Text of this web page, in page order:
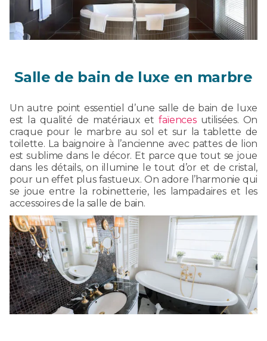
Salle de bain de luxe en marbre
Un autre point essentiel d’une salle de bain de luxe
est la qualité de matériaux et faïencesutilisées. On
craque pour le marbre au sol et sur la tablette de
toilette. La baignoire à l’ancienne avec pattes de lion
est sublime dans le décor. Et parce que tout se joue
dans les détails, on illumine le tout d’or et de cristal,
pour un effet plus fastueux. On adore l’harmonie qui
se joue entre la robinetterie, les lampadaires et les
accessoires de la salle de bain.